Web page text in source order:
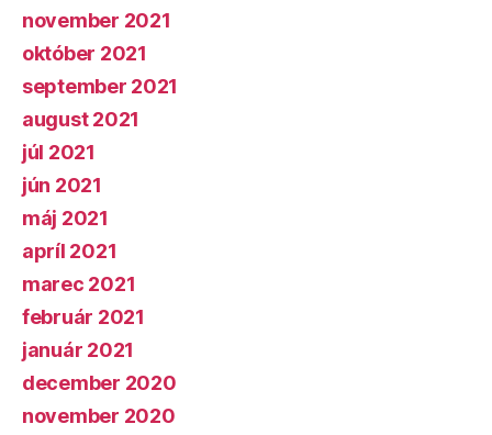
november 2021
október 2021
september 2021
august 2021
júl 2021
jún 2021
máj 2021
apríl 2021
marec 2021
február 2021
január 2021
december 2020
november 2020